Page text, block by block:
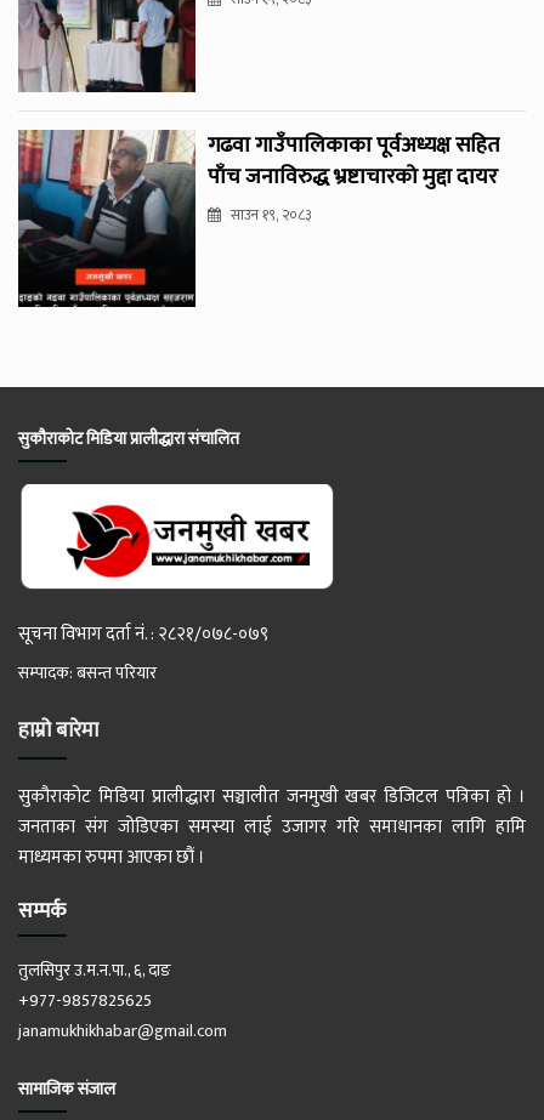
गढवा गाउँपालिकाका पूर्वअध्यक्ष सहित
पाँच जनाविरुद्ध भ्रष्टाचारको मुद्दा दायर
साउन १९, २०८३
सुकौराकोट मिडिया प्रालीद्धारा संचालित
सूचना विभाग दर्ता नं. : २८२१/०७८-०७९
सम्पादक: बसन्त परियार
हाम्रो बारेमा
सुकौराकोट मिडिया प्रालीद्धारा सञ्चालीत जनमुखी खबर डिजिटल पत्रिका हो ।
जनताका संग जोडिएका समस्या लाई उजागर गरि समाधानका लागि हामि
माध्यमका रुपमा आएका छौं ।
सम्पर्क
तुलसिपुर उ.म.न.पा., ६, दाङ
+977-9857825625
janamukhikhabar@gmail.com
सामाजिक संजाल